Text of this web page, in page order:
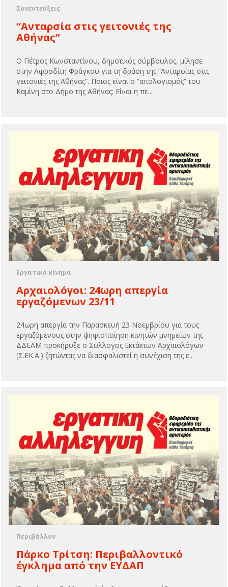
Συνεντεύξεις
“Ανταρσία στις γειτονιές της
Αθήνας”
Ο Πέτρος Κωνσταντίνου, δημοτικός σύμβουλος, μίλησε
στην Αφροδίτη Φράγκου για τη δράση της “Ανταρσίας στις
γειτονιές της Αθήνας”. Ποιος είναι ο “απολογισμός” του
Καμίνη στο Δήμο της Αθήνας; Είναι η πε...
Εργατικό κίνημα
Αρχαιολόγοι: 24ωρη απεργία
εργαζόμενων 23/11
24ωρη απεργία την Παρασκευή 23 Νοεμβρίου για τους
εργαζόμενους στην ψηφιοποίηση κινητών μνημείων της
ΔΔΕΑΜ προκήρυξε ο Σύλλογος Εκτάκτων Αρχαιολόγων
(Σ.ΕΚ.Α.) ζητώντας να διασφαλιστεί η συνέχιση της ε...
Περιβάλλον
Πάρκο Τρίτση: Περιβαλλοντικό
έγκλημα από την ΕΥΔΑΠ